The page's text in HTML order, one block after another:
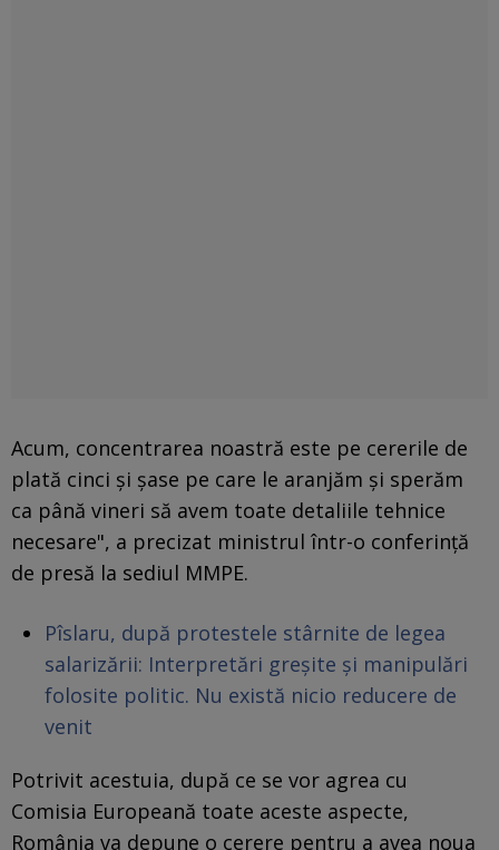
Acum, concentrarea noastră este pe cererile de
plată cinci și șase pe care le aranjăm și sperăm
ca până vineri să avem toate detaliile tehnice
necesare", a precizat ministrul într-o conferință
de presă la sediul MMPE.
Pîslaru, după protestele stârnite de legea
salarizării: Interpretări greșite și manipulări
folosite politic. Nu există nicio reducere de
venit
Potrivit acestuia, după ce se vor agrea cu
Comisia Europeană toate aceste aspecte,
România va depune o cerere pentru a avea noua